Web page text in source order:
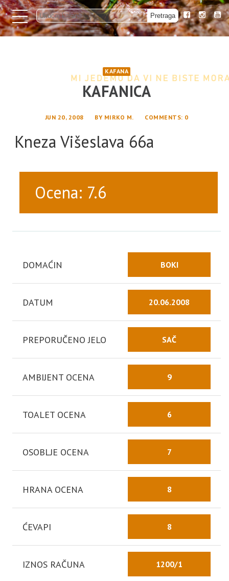
KAFANA
KAFANICA
JUN 20, 2008 BY MIRKO M. COMMENTS: 0
Kneza Višeslava 66a
Ocena: 7.6
DOMAĆIN BOKI
DATUM 20.06.2008
PREPORUČENO JELO SAČ
AMBIJENT OCENA 9
TOALET OCENA 6
OSOBLJE OCENA 7
HRANA OCENA 8
ĆEVAPI 8
IZNOS RAČUNA 1200/1